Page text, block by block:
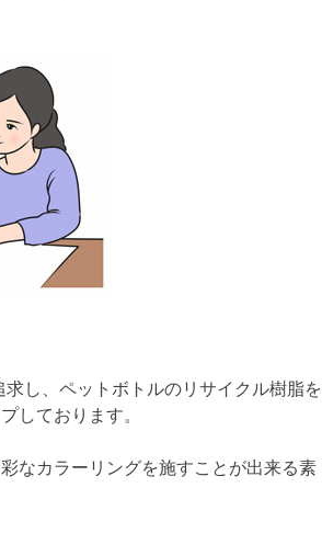
求し、ペットボトルのリサイクル樹脂を
しております。
なカラーリングを施すことが出来る素